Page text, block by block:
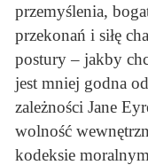
przemyślenia,
przekonań i siłę
postury – jakby
jest mniej godna
zależności Jane
wolność
kodeksie